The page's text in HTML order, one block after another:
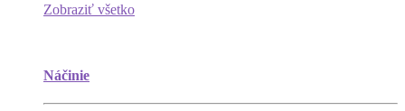
Zobraziť všetko
Náčinie